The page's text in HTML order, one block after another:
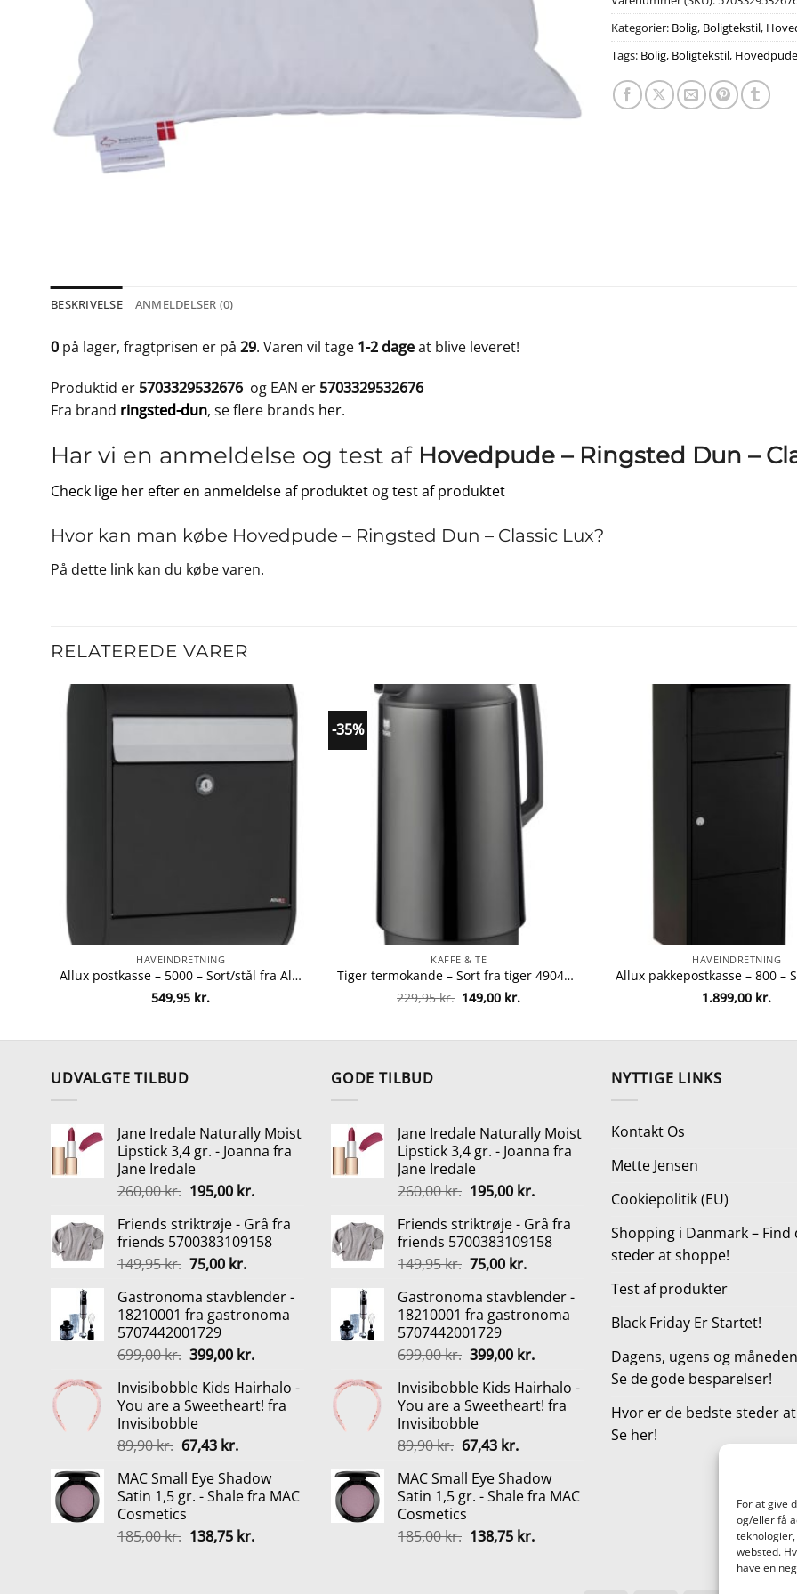
For at give
og/eller få
websted.
have en
Kategorier: Bolig, Boligtekstil,
Tags: Bolig, Boligtekstil,
BESKRIVELSE ANMELDELSER (0)
0 på lager, fragtprisen er på 29. Varen vil tage 1-2 dageat blive leveret!
Produktid er 5703329532676 og EAN er 5703329532676
Fra brand ringsted-dun, se flere brands her.
Har vi en anmeldelse og test af Hovedpude – Ringsted Dun –
Check lige her efter en anmeldelse af produktet ogtest af produktet
Hvor kan man købe Hovedpude – Ringsted Dun – Classic Lux?
På dette link kan du købe varen.
RELATEREDE VARER
HAVEINDRETNING
Allux postkasse – 5000 – Sort/stål fra Allux 5701701605147
549,95 kr.
-35%
KAFFE & TE
Tiger termokande – Sort fra tiger 4904710193754
229,95kr. Den
oprindelige
149,00 kr.
HAVEINDRETNING
1.899,00 kr.
UDVALGTE TILBUD
Jane Iredale Naturally Moist
Lipstick 3,4 gr. - Joanna fra
Jane Iredale
260,00kr. Den
pris
var:
260,00 kr..
195,00 kr.Den
pris
er:
Friends striktrøje - Grå fra
friends 5700383109158
149,95kr. Den
pris
var:
149,95 kr..
75,00 kr.Den
pris
er:
Gastronoma stavblender -
18210001 fra gastronoma
5707442001729
699,00kr. Den
pris
var:
699,00 kr..
399,00 kr.Den
pris
er:
Invisibobble Kids Hairhalo -
You are a Sweetheart! fra
Invisibobble
89,90kr. Den
pris
var:
89,90 kr..
67,43 kr.Den
pris
er:
MAC Small Eye Shadow
Satin 1,5 gr. - Shale fra MAC
Cosmetics
185,00kr. Den
138,75 kr.Den
GODE TILBUD
Jane Iredale Naturally Moist
Lipstick 3,4 gr. - Joanna fra
Jane Iredale
260,00kr. Den
pris
var:
260,00 kr..
195,00 kr.Den
pris
er:
Friends striktrøje - Grå fra
friends 5700383109158
149,95kr. Den
pris
var:
149,95 kr..
75,00 kr.Den
pris
er:
Gastronoma stavblender -
18210001 fra gastronoma
5707442001729
699,00kr. Den
pris
var:
699,00 kr..
399,00 kr.Den
pris
er:
Invisibobble Kids Hairhalo -
You are a Sweetheart! fra
Invisibobble
89,90kr. Den
pris
var:
89,90 kr..
67,43 kr.Den
pris
er:
MAC Small Eye Shadow
Satin 1,5 gr. - Shale fra MAC
Cosmetics
185,00kr. Den
138,75 kr.Den
NYTTIGE LINKS
Kontakt Os
Mette Jensen
Cookiepolitik (EU)
Shopping i Danmark – Find
steder at shoppe!
Test af produkter
Black Friday Er Startet!
Dagens, ugens og
Se de gode besparelser!
Hvor er de bedste steder
Se her!